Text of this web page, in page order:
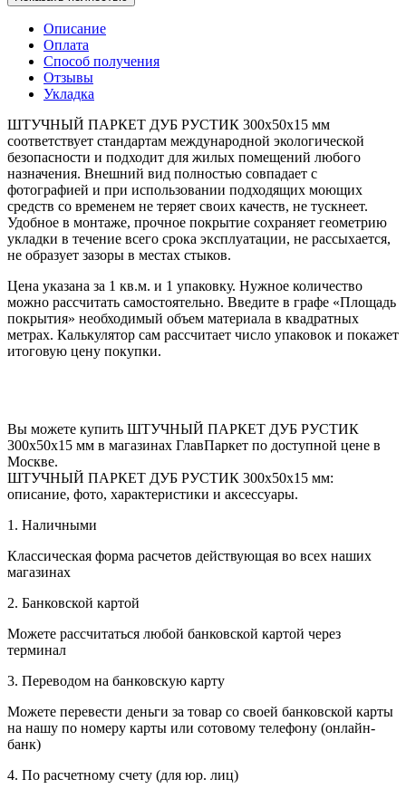
Описание
Оплата
Способ получения
Отзывы
Укладка
ШТУЧНЫЙ ПАРКЕТ ДУБ РУСТИК 300x50x15 мм
соответствует стандартам международной экологической
безопасности и подходит для жилых помещений любого
назначения. Внешний вид полностью совпадает с
фотографией и при использовании подходящих моющих
средств со временем не теряет своих качеств, не тускнеет.
Удобное в монтаже, прочное покрытие сохраняет геометрию
укладки в течение всего срока эксплуатации, не рассыхается,
не образует зазоры в местах стыков.
Цена указана за 1 кв.м. и 1 упаковку. Нужное количество
можно рассчитать самостоятельно. Введите в графе «Площадь
покрытия» необходимый объем материала в квадратных
метрах. Калькулятор сам рассчитает число упаковок и покажет
итоговую цену покупки.
Вы можете купить ШТУЧНЫЙ ПАРКЕТ ДУБ РУСТИК
300x50x15 мм в магазинах ГлавПаркет по доступной цене в
Москве.
ШТУЧНЫЙ ПАРКЕТ ДУБ РУСТИК 300x50x15 мм:
описание, фото, характеристики и аксессуары.
1. Наличными
Классическая форма расчетов действующая во всех наших
магазинах
2. Банковской картой
Можете рассчитаться любой банковской картой через
терминал
3. Переводом на банковскую карту
Можете перевести деньги за товар со своей банковской карты
на нашу по номеру карты или сотовому телефону (онлайн-
банк)
4. По расчетному счету (для юр. лиц)